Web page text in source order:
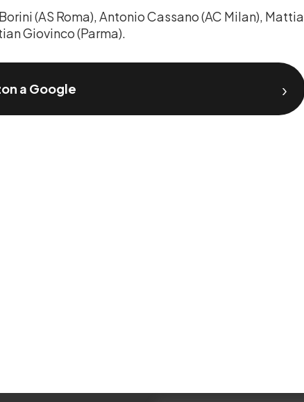
(AS Roma), Antonio Cassano (AC Milan), Mattia
Giovinco (Parma).
a Google ›